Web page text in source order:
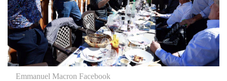
Emmanuel Macron Facebook